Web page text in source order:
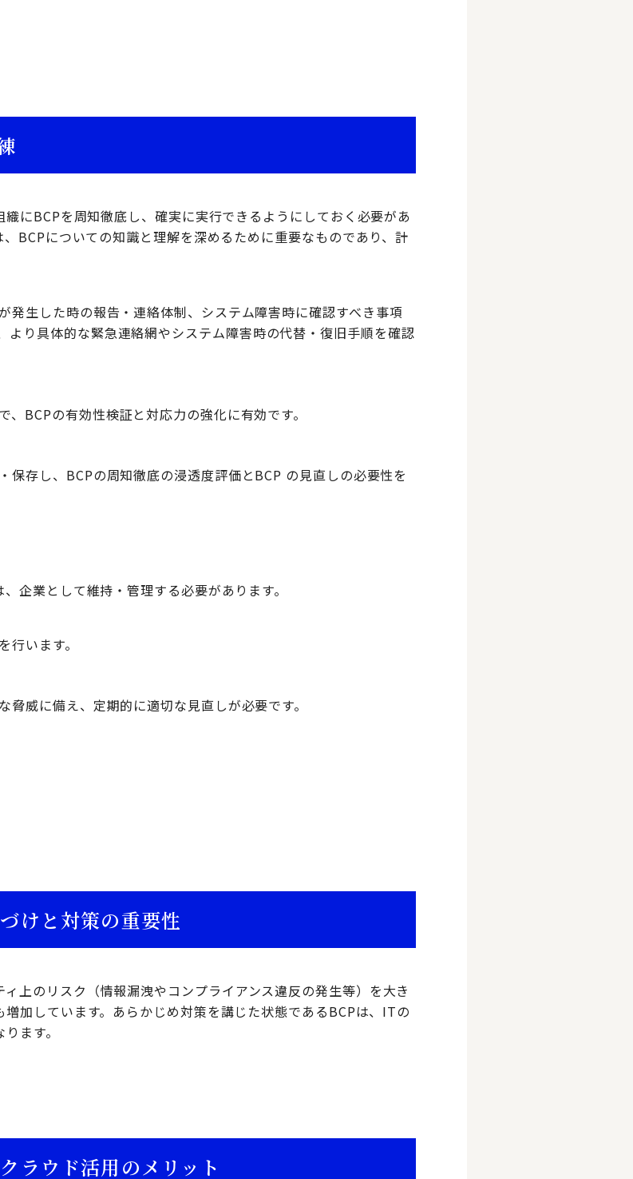
にBCPを周知徹底し、確実に実行できるようにしておく必要があ
BCPについての知識と理解を深めるために重要なものであり、計
発生した時の報告・連絡体制、システム障害時に確認すべき事項
より具体的な緊急連絡網やシステム障害時の代替・復旧手順を確認
BCPの有効性検証と対応力の強化に有効です。
保存し、BCPの周知徹底の浸透度評価とBCP の見直しの必要性を
企業として維持・管理する必要があります。
行います。
脅威に備え、定期的に適切な見直しが必要です。
けと対策の重要性
上のリスク（情報漏洩やコンプライアンス違反の発生等）を大き
加しています。あらかじめ対策を講じた状態であるBCPは、ITの
ます。
ラウド活用のメリット